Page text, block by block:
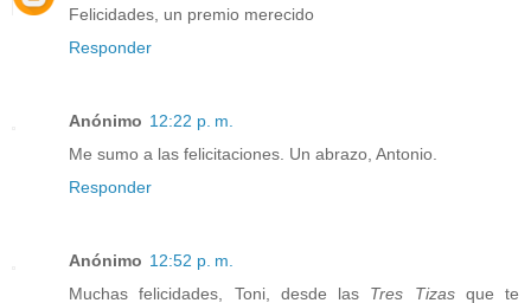
Felicidades, un premio merecido
Responder
Anónimo 12:22 p. m.
Me sumo a las felicitaciones. Un abrazo, Antonio.
Responder
Anónimo 12:52 p. m.
Muchas felicidades, Toni, desde las Tres Tizasque te